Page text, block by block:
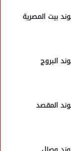
بيت المصرية
البروج
المقصد